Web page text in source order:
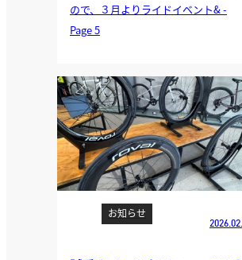
ので、３月よりライドイベント& -
Page 5
お知らせ